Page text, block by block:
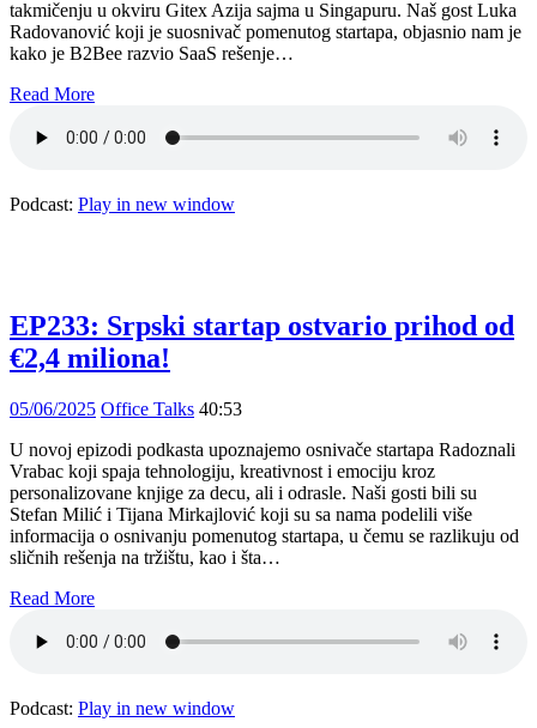
takmičenju u okviru Gitex Azija sajma u Singapuru. Naš gost Luka
Radovanović koji je suosnivač pomenutog startapa, objasnio nam je
kako je B2Bee razvio SaaS rešenje…
Read More
Podcast: Play in new window
EP233: Srpski startap ostvario prihod od
€2,4 miliona!
05/06/2025 Office Talks 40:53
U novoj epizodi podkasta upoznajemo osnivače startapa Radoznali
Vrabac koji spaja tehnologiju, kreativnost i emociju kroz
personalizovane knjige za decu, ali i odrasle. Naši gosti bili su
Stefan Milić i Tijana Mirkajlović koji su sa nama podelili više
informacija o osnivanju pomenutog startapa, u čemu se razlikuju od
sličnih rešenja na tržištu, kao i šta…
Read More
Podcast: Play in new window